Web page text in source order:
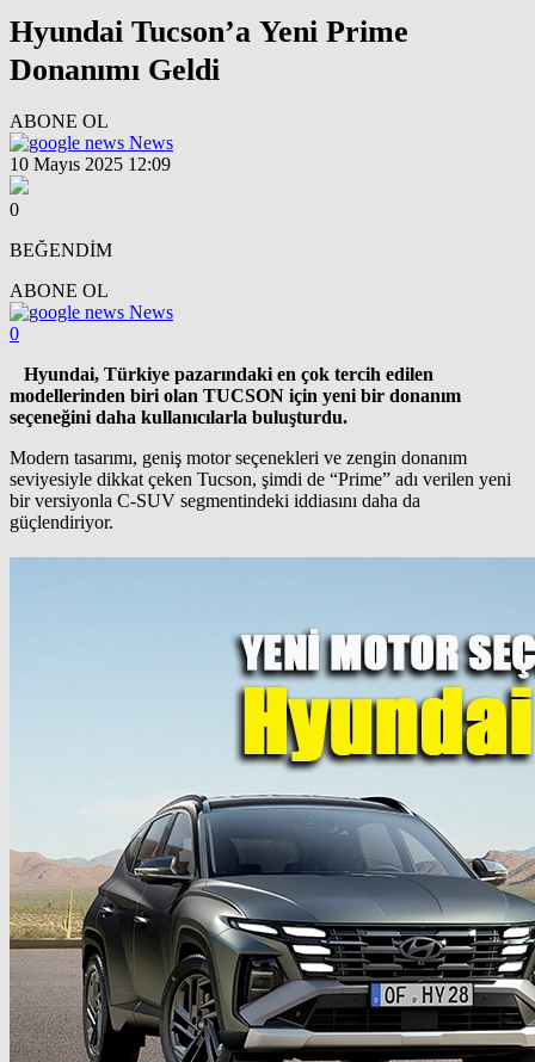
Hyundai Tucson’a Yeni Prime
Donanımı Geldi
ABONE OL
News
10 Mayıs 2025 12:09
0
BEĞENDİM
ABONE OL
News
0
Hyundai, Türkiye pazarındaki en çok tercih edilen
modellerinden biri olan TUCSON için yeni bir donanım
seçeneğini daha kullanıcılarla buluşturdu.
Modern tasarımı, geniş motor seçenekleri ve zengin donanım
seviyesiyle dikkat çeken Tucson, şimdi de “Prime” adı verilen yeni
bir versiyonla C-SUV segmentindeki iddiasını daha da
güçlendiriyor.